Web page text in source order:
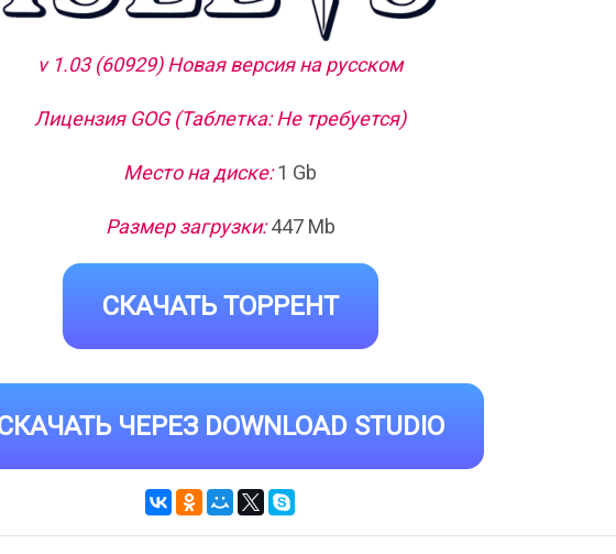
v 1.03 (60929) Новая версия на русском
Лицензия GOG (Таблетка: Не требуется)
Место на диске:1 Gb
Размер загрузки:447 Mb
СКАЧАТЬ ТОРРЕНТ
ЧЕРЕЗ DOWNLOAD STUDIO